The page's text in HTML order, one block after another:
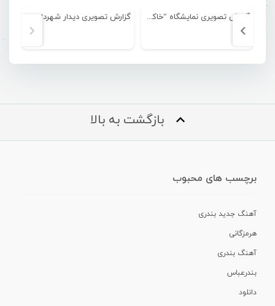
گزارش تصویری نمایشگاه “خاکستر خیال”
بازگشت به بالا
برچسب های محبوب
آهنگ جدید بندری
هرمزگانی
آهنگ بندری
بندرعباس
دانلود